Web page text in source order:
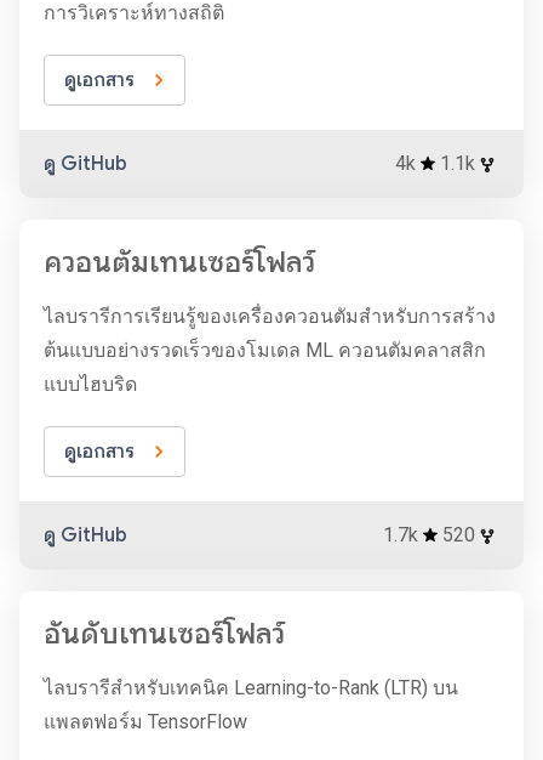
การวิเคราะห์ทางสถิติ
ดูเอกสาร
ดู GitHub 4k 1.1k
ควอนตัมเทนเซอร์โฟลว์
ไลบรารีการเรียนรู้ของเครื่องควอนตัมสำหรับการสร้าง
ต้นแบบอย่างรวดเร็วของโมเดล ML ควอนตัมคลาสสิก
แบบไฮบริด
ดูเอกสาร
ดู GitHub 1.7k 520
อันดับเทนเซอร์โฟลว์
ไลบรารีสำหรับเทคนิค Learning-to-Rank (LTR) บน
แพลตฟอร์ม TensorFlow